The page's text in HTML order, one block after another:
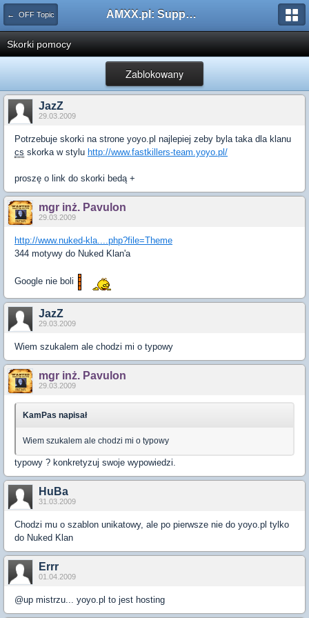
← OFF Topic AMXX.pl: Support AMX Mod X i SourceMod
Skorki pomocy
Zablokowany
JazZ
29.03.2009
Potrzebuje skorki na strone yoyo.pl najlepiej zeby byla taka dla klanu
cs skorka w stylu http://www.fastkillers-team.yoyo.pl/
proszę o link do skorki bedą +
mgr inż. Pavulon
29.03.2009
http://www.nuked-kla....php?file=Theme
344 motywy do Nuked Klan'a
Google nie boli
JazZ
29.03.2009
Wiem szukalem ale chodzi mi o typowy
mgr inż. Pavulon
29.03.2009
KamPas napisał
Wiem szukalem ale chodzi mi o typowy
typowy ? konkretyzuj swoje wypowiedzi.
HuBa
31.03.2009
Chodzi mu o szablon unikatowy, ale po pierwsze nie do yoyo.pl tylko
do Nuked Klan
Errr
01.04.2009
@up mistrzu... yoyo.pl to jest hosting